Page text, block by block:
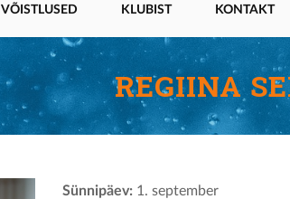
VÕISTLUSED KLUBIST KONTAKT
REGIINA
Sünnipäev: 1. september